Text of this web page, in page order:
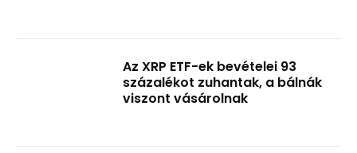
Az XRP ETF-ek bevételei 93
százalékot zuhantak, a bálnák
viszont vásárolnak